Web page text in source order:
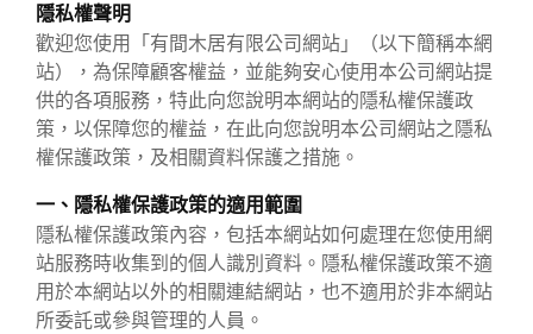
餐椅
桌
生活用品
室內
周邊商品
聯繫我們
登入
註冊
隱私權聲明
歡迎您使用「有間木居有限公司網站」（以下簡稱本網
站），為保障顧客權益，並能夠安心使用本公司網站提
供的各項服務，特此向您說明本網站的隱私權保護政
策，以保障您的權益，在此向您說明本公司網站之隱私
權保護政策，及相關資料保護之措施。
一、隱私權保護政策的適用範圍
隱私權保護政策內容，包括本網站如何處理在您使用網
站服務時收集到的個人識別資料。隱私權保護政策不適
用於本網站以外的相關連結網站，也不適用於非本網站
所委託或參與管理的人員。